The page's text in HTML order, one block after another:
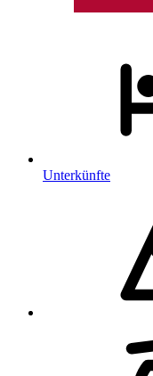
Unterkünfte